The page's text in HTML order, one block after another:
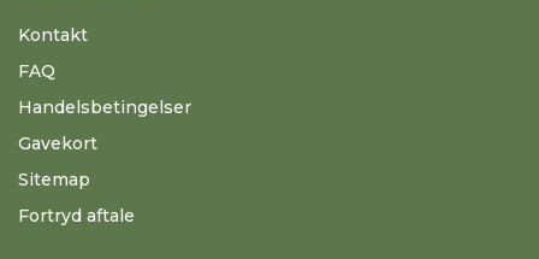
Kontakt
FAQ
Handelsbetingelser
Gavekort
Sitemap
Fortryd aftale